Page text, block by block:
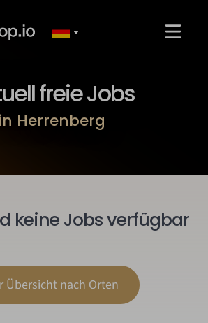
freie Jobs
in Herrenberg
keine Jobs verfügbar
Übersicht nach Orten